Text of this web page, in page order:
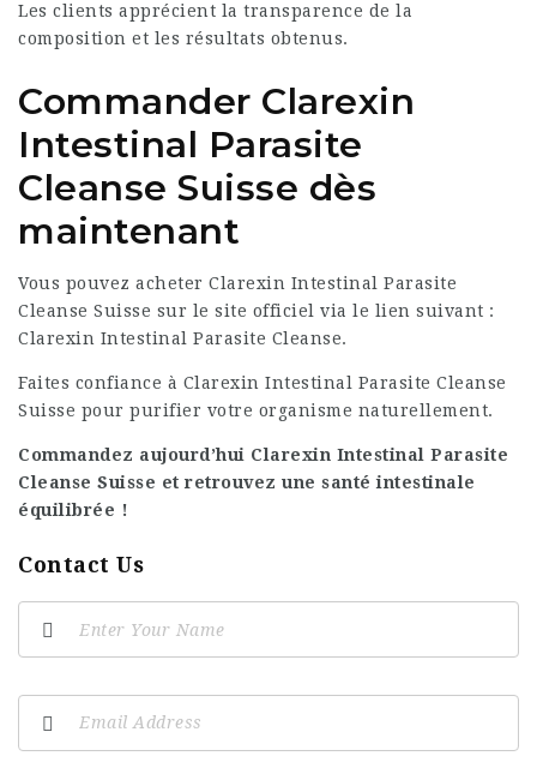
Les clients apprécient la transparence de la
composition et les résultats obtenus.
Commander Clarexin
Intestinal Parasite
Cleanse Suisse dès
maintenant
Vous pouvez acheter Clarexin Intestinal Parasite
Cleanse Suisse sur le site officiel via le lien suivant :
Clarexin Intestinal Parasite Cleanse.
Faites confiance à Clarexin Intestinal Parasite Cleanse
Suisse pour purifier votre organisme naturellement.
Commandez aujourd’hui Clarexin Intestinal Parasite
Cleanse Suisse et retrouvez une santé intestinale
équilibrée !
Contact Us